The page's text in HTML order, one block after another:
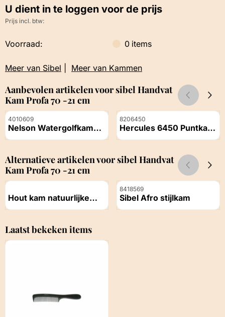
U dient in te loggen voor de prijs
Prijs incl. btw:
Voorraad: 0 items
Meer van Sibel Meer van Kammen
Aanbevolen artikelen voorsibel Handvat
Kam Profa 70 -21 cm
Artikelnummer
4010609
Nelson Watergolfkam
Delrin 106 Zwart 17,3 cm
Prijs niet zichtbaar
Artikelnummer
8206450
Hercules 6450 Puntkam
Voor stylen, verven en
gepolijst. Handgemaakt
Professioneel
Prijs niet zichtbaar
Alternatieve artikelen voorsibel Handvat
Kam Profa 70 -21 cm
Hout kam natuurlijke
16.5cm
Prijs niet zichtbaar
Artikelnummer
8418569
Sibel Afro stijlkam
Prijs niet zichtbaar
Laatst bekeken items